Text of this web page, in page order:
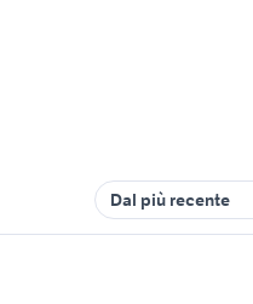
Dal più recente